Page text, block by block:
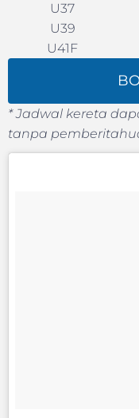
U37
U39
U41F
* Jadwal kereta
tanpa